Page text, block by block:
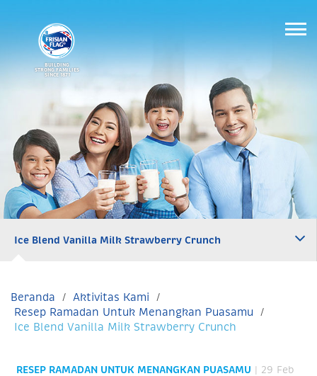
BUILDING
STRONG FAMILIES
SINCE 1871
Ice Blend Vanilla Milk Strawberry Crunch
Beranda
Aktivitas Kami
Resep Ramadan Untuk Menangkan Puasamu
Ice Blend Vanilla Milk Strawberry Crunch
RESEP RAMADAN UNTUK MENANGKAN PUASAMU | 29 Feb